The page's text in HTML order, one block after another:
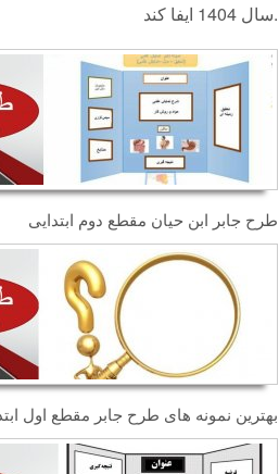
سال 1404 ایفا کند.
طرح جابر ابن حیان مقطع دوم ابتدایی
بهترین نمونه های طرح جابر مقطع اول